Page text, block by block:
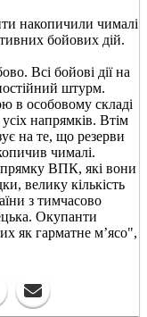
накопичили чималі
бойових дій.
Всі бойові дії на
штурм.
в особовому складі
напрямків. Втім
на те, що резерви
чималі.
ВПК, які вони
велику кількість
з тимчасово
Окупанти
як гарматне мʼясо",